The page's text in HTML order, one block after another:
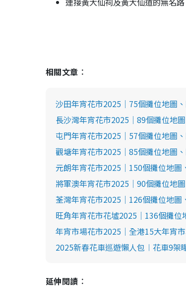
相關文章︰
沙田年宵花市2025｜75個攤位地圖
長沙灣年宵花市2025｜89個攤位地
屯門年宵花市2025｜57個攤位地圖
觀塘年宵花市2025｜85個攤位地圖
元朗年宵花市2025｜150個攤位地
將軍澳年宵花市2025｜90個攤位地
荃灣年宵花市2025｜126個攤位地
旺角年宵花市花墟2025｜136個攤
年宵市場花市2025｜全港15大年宵
2025新春花車巡遊懶人包︱花車9
延伸閱讀︰